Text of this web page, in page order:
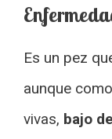
Es un pez
aunque
vivas, bajo